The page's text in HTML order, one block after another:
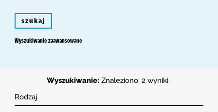
szukaj
Wyszukiwanie zaawansowane
Wyszukiwanie: Znaleziono: 2 wyniki .
Rodzaj